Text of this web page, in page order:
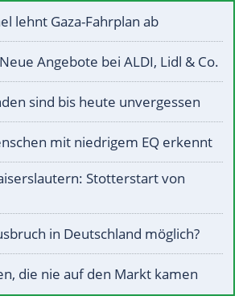
lehnt Gaza-Fahrplan ab
Angebote bei ALDI, Lidl & Co.
sind bis heute unvergessen
mit niedrigem EQ erkennt
Stotterstart von
in Deutschland möglich?
die nie auf den Markt kamen